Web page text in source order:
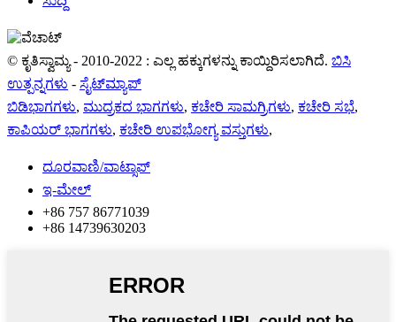
© ಕೃತಿಸ್ವಾಮ್ಯ - 2010-2022 : ಎಲ್ಲ ಹಕ್ಕುಗಳನ್ನು ಕಾಯ್ದಿರಿಸಲಾಗಿದೆ. ಬಿಸಿ
ಉತ್ಪನ್ನಗಳು - ಸೈಟ್‌ಮ್ಯಾಪ್
ಬಿಡಿಭಾಗಗಳು, ಮುದ್ರಕದ ಭಾಗಗಳು, ಕಚೇರಿ ಸಾಮಗ್ರಿಗಳು, ಕಚೇರಿ ಸಭೆ,
ಕಾಪಿಯರ್ ಭಾಗಗಳು, ಕಚೇರಿ ಉಪಭೋಗ್ಯ ವಸ್ತುಗಳು,
ದೂರವಾಣಿ/ವಾಟ್ಸಾಪ್
ಇ-ಮೇಲ್
+86 757 86771039
+86 14739630203